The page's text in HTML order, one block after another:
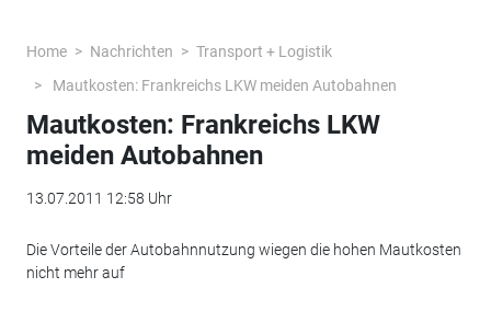
Home Nachrichten
Transport + Logistik
Mautkosten: Frankreichs LKW meiden Autobahnen
Mautkosten: Frankreichs LKW
meiden Autobahnen
13.07.2011 12:58 Uhr
Die Vorteile der Autobahnnutzung wiegen die hohen Mautkosten
nicht mehr auf